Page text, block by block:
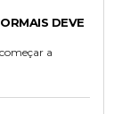
DEVE
a